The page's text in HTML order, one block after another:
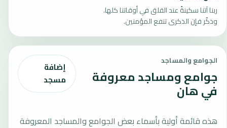
ربنا آتنا سكينةً عند القلق في أوقاتنا كلها.
وذكّر فإن الذكرى تنفع المؤمنين.
الجوامع والمساجد
جوامع ومساجد معروفة
في هان
إضافة
مسجد
هذه قائمة أولية بأسماء بعض الجوامع والمساجد المعروفة